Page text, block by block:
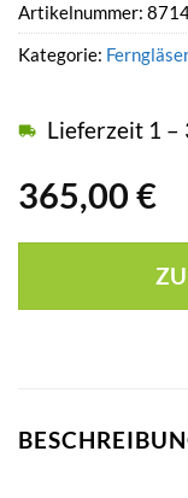
365,00 €
Lieferzeit 1 –
Artikelnummer:
Kategorie: